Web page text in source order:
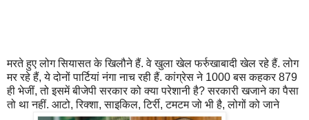
मरते हुए लोग सियासत के खिलौने हैं. वे खुला खेल फर्रुखाबादी खेल रहे हैं. लोग
मर रहे हैं, ये दोनों पार्टियां नंगा नाच रही हैं. कांग्रेस ने 1000 बस कहकर 879
ही भेजीं, तो इसमें बीजेपी सरकार को क्या परेशानी है? सरकारी खजाने का पैसा
तो था नहीं. आटो, रिक्शा, साइकिल, टिर्री, टमटम जो भी है, लोगों को जाने